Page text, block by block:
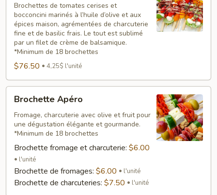
charcuterie
Brochettes de tomates cerises et
bocconcini marinés à l’huile d’olive et aux
épices maison, agrémentées de charcuterie
fine et de basilic frais. Le tout est sublimé
par un filet de crème de balsamique.
*Minimum de 18 brochettes
$76.50 4,25$ l'unité
Apéro
Brochette Apéro
Fromage, charcuterie avec olive et fruit pour
une dégustation élégante et gourmande.
*Minimum de 18 brochettes
Brochette fromage et charcuterie: $6.00
l'unité
Brochette de fromages: $6.00 l'unité
Brochette de charcuteries: $7.50 l'unité